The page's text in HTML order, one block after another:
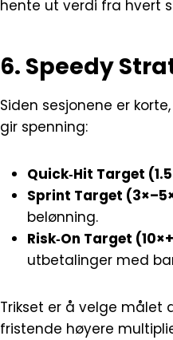
hente ut verdi fra hvert
6. Speedy
Siden sesjonene er
gir spenning:
Quick‑Hit Target
Sprint Target
belønning.
Risk‑On Target
utbetalinger med
Trikset er å velge målet
fristende høyere